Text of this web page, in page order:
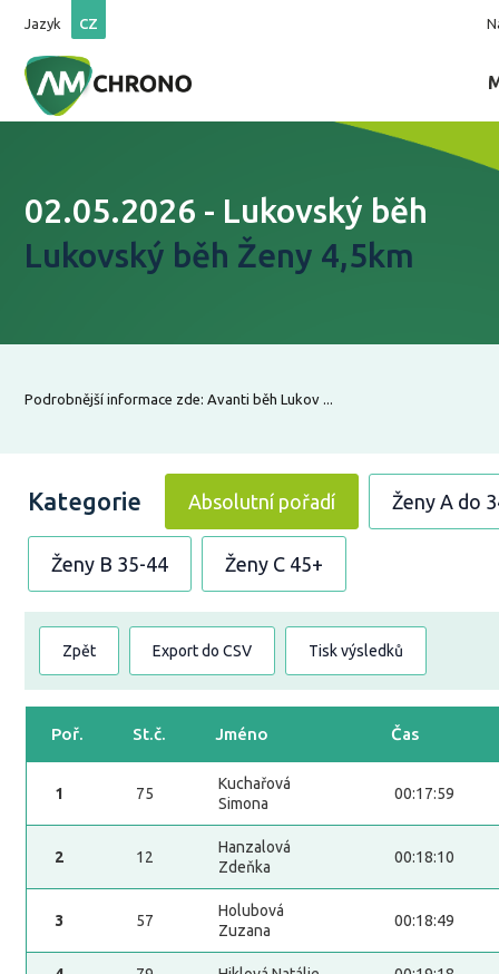
Jazyk CZ
02.05.2026 - Lukovský běh
Lukovský běh Ženy 4,5km
Podrobnější informace zde: Avanti běh Lukov ...
Kategorie Absolutní pořadí Ženy A do
Ženy B 35-44 Ženy C 45+
Zpět Export do CSV Tisk výsledků
Poř. St.č. Jméno Čas
1 75
Kuchařová
Simona
00:17:59
2 12
Hanzalová
Zdeňka
00:18:10
3 57
Holubová
Zuzana
00:18:49